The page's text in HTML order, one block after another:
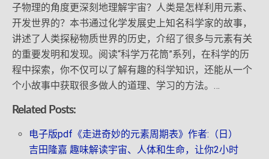
子物理的角度更深刻地理解宇宙？人类是怎样利用元素、
开发世界的？本书通过化学发展史上知名科学家的故事，
讲述了人类探秘物质世界的历史，介绍了很多与元素有关
的重要发明和发现。阅读“科学万花筒”系列，在科学的历
程中探索，你不仅可以了解有趣的科学知识，还能从一个
个小故事中获取很多做人的道理、学习的方法。…
Related Posts:
电子版pdf《走进奇妙的元素周期表》作者:（日）
吉田隆嘉 趣味解读宇宙、人体和生命，让你2小时